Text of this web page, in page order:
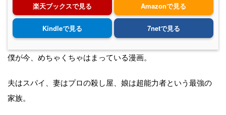
楽天ブックスで見る Amazonで見る
Kindleで見る 7netで見る
僕が今、めちゃくちゃはまっている漫画。
夫はスパイ、妻はプロの殺し屋、娘は超能力者という最強の
家族。